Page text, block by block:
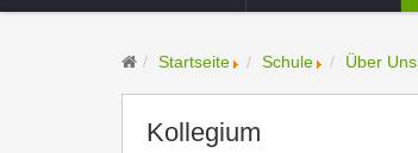
Startseite Schule Über Uns
Kollegium